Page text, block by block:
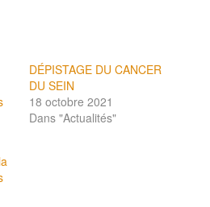
DÉPISTAGE DU CANCER
DU SEIN
18 octobre 2021
Dans "Actualités"